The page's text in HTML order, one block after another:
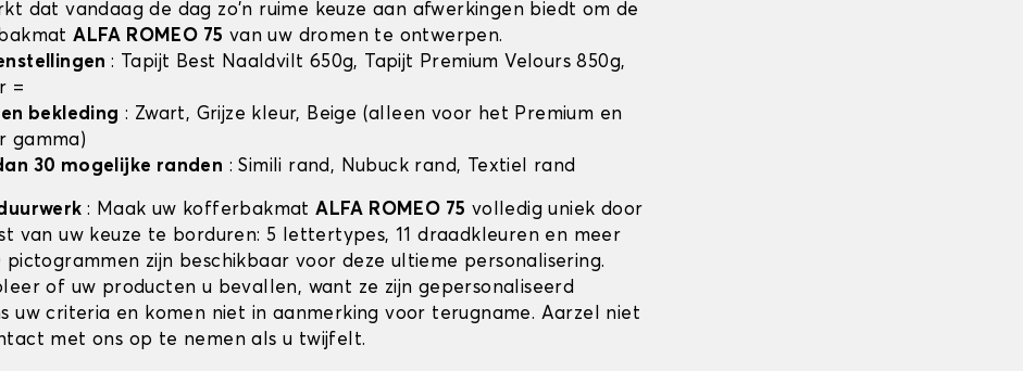
dat vandaag de dag zo'n ruime keuze aan afwerkingen biedt om de
ALFA ROMEO 75 van uw dromen te ontwerpen.
: Tapijt Best Naaldvilt 650g, Tapijt Premium Velours 850g,
=
bekleding : Zwart, Grijze kleur, Beige (alleen voor het Premium en
gamma)
30 mogelijke randen : Simili rand, Nubuck rand, Textiel rand
: Maak uw kofferbakmatALFA ROMEO 75 volledig uniek door
van uw keuze te borduren: 5 lettertypes, 11 draadkleuren en meer
pictogrammen zijn beschikbaar voor deze ultieme personalisering.
of uw producten u bevallen, want ze zijn gepersonaliseerd
uw criteria en komen niet in aanmerking voor terugname. Aarzel niet
met ons op te nemen als u twijfelt.